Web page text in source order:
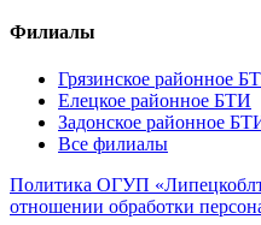
Филиалы
Грязинское районное
Елецкое районное БТИ
Задонское районное
Все филиалы
Политика ОГУП
отношении обработки